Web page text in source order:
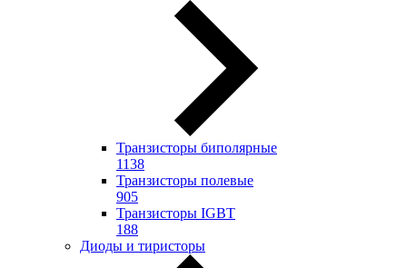
Транзисторы биполярные
1138
Транзисторы полевые
905
Транзисторы IGBT
188
Диоды и тиристоры